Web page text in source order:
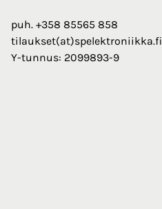
puh. +358 85565 858
tilaukset(at)spelektroniikka.fi
Y-tunnus: 2099893-9